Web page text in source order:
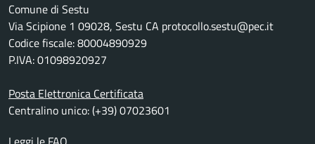
Comune di Sestu
Via Scipione 1 09028, Sestu CA protocollo.sestu@pec.it
Codice fiscale: 80004890929
P.IVA: 01098920927
Posta Elettronica Certificata
Centralino unico: (+39) 07023601